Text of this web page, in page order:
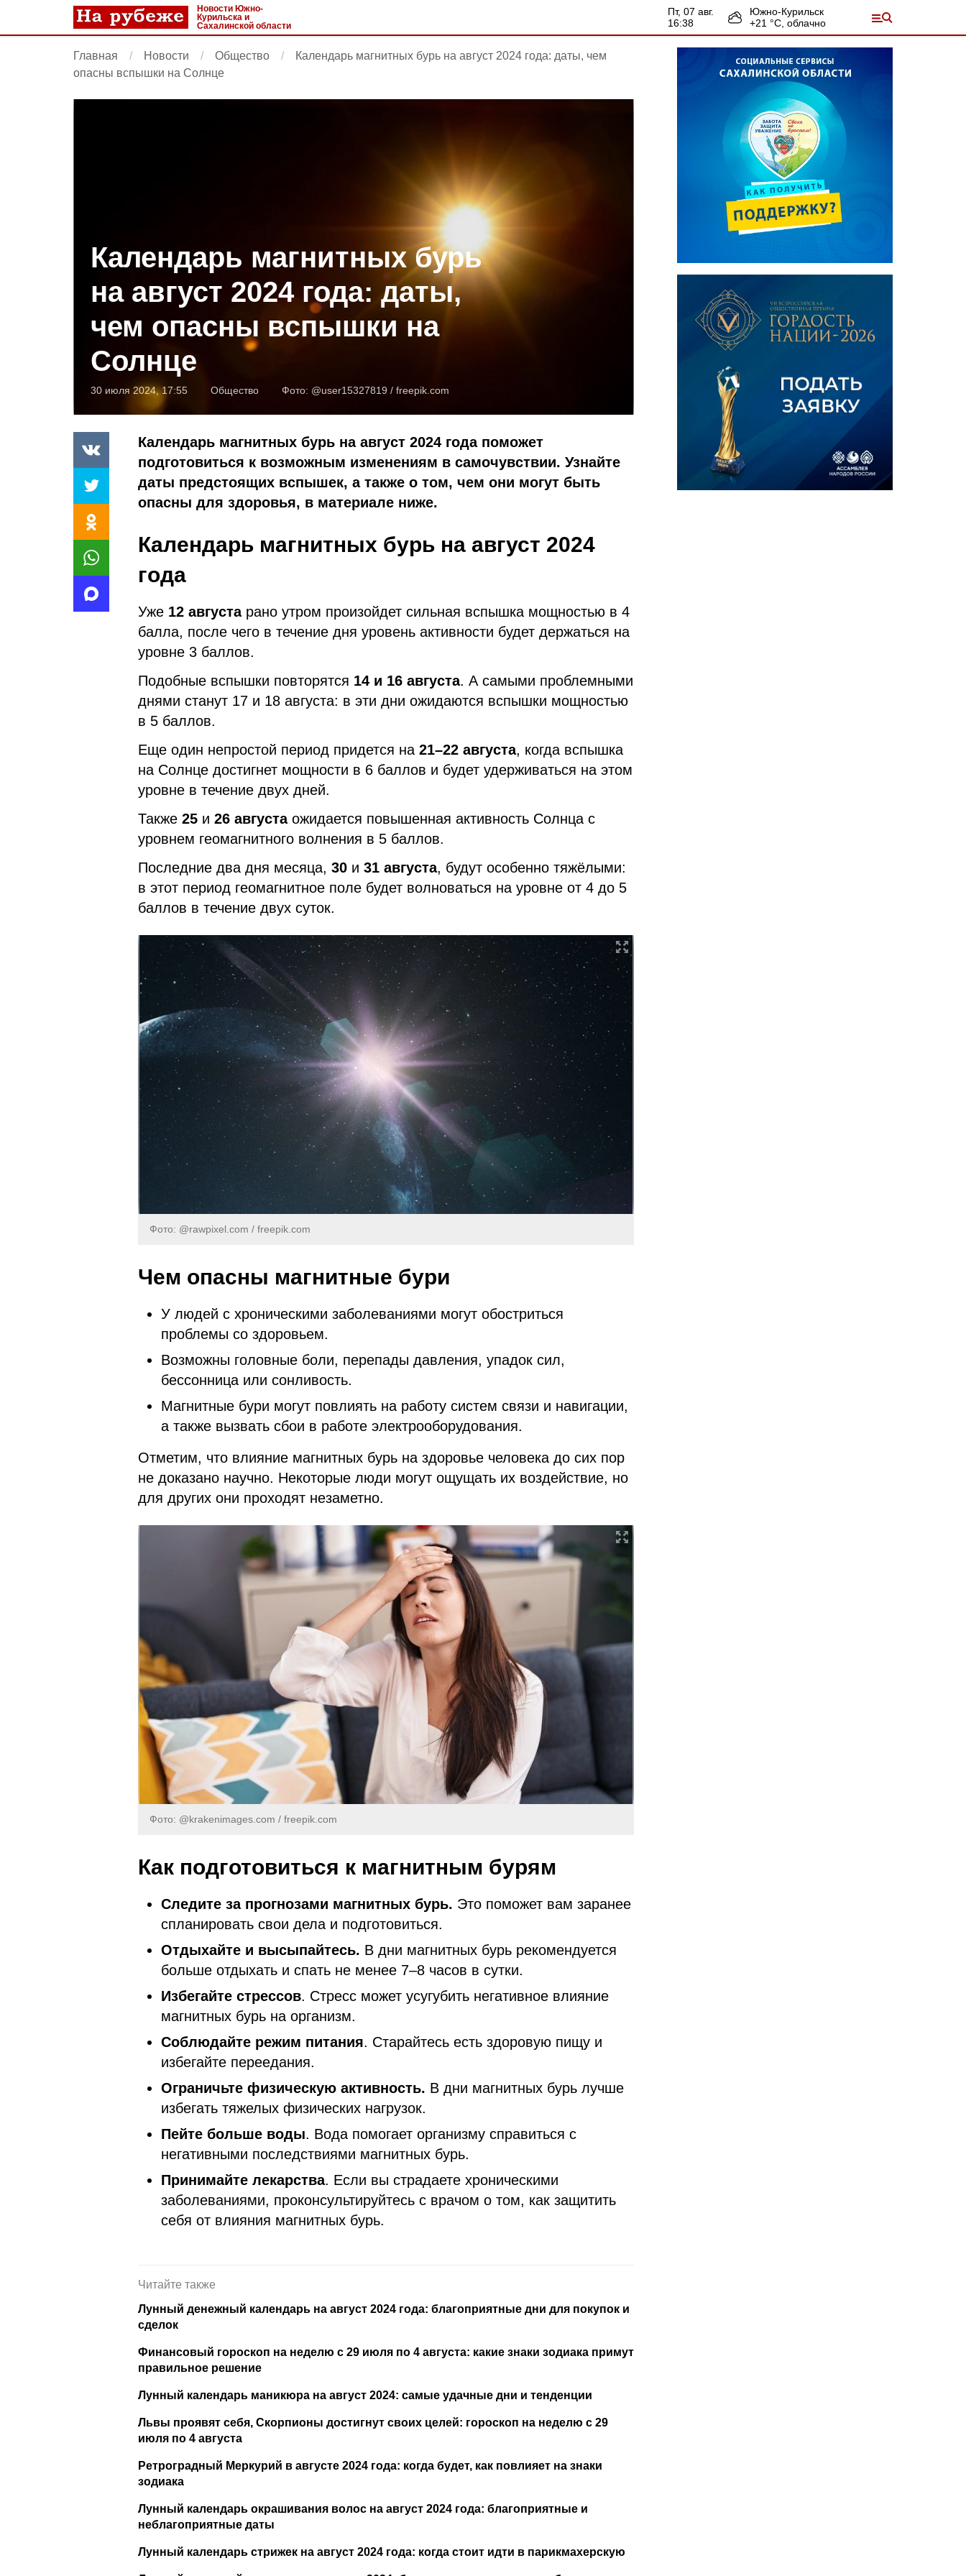
Новости Южно-
Курильска и
Сахалинской области
пт, 07 авг.
16:38
Южно-Курильск
+21 °С, облачно
Главная Новости Общество
Календарь магнитных бурь на август 2024 года: даты, чем
опасны вспышки на Солнце
Календарь магнитных бурь
на август 2024 года: даты,
чем опасны вспышки на
Солнце
30 июля 2024, 17:55 Общество Фото: @user15327819 / freepik.com
Календарь магнитных бурь на август 2024 года поможет
подготовиться к возможным изменениям в самочувствии. Узнайте
даты предстоящих вспышек, а также о том, чем они могут быть
опасны для здоровья, в материале ниже.
Календарь магнитных бурь на август 2024
года
Уже 12 августа рано утром произойдет сильная вспышка мощностью в 4
балла, после чего в течение дня уровень активности будет держаться на
уровне 3 баллов.
Подобные вспышки повторятся 14 и 16 августа. А самыми проблемными
днями станут 17 и 18 августа: в эти дни ожидаются вспышки мощностью
в 5 баллов.
Еще один непростой период придется на 21–22 августа, когда вспышка
на Солнце достигнет мощности в 6 баллов и будет удерживаться на этом
уровне в течение двух дней.
Также 25 и 26 августа ожидается повышенная активность Солнца с
уровнем геомагнитного волнения в 5 баллов.
Последние два дня месяца, 30 и 31 августа, будут особенно тяжёлыми:
в этот период геомагнитное поле будет волноваться на уровне от 4 до 5
баллов в течение двух суток.
Фото: @rawpixel.com / freepik.com
Чем опасны магнитные бури
У людей с хроническими заболеваниями могут обостриться
проблемы со здоровьем.
Возможны головные боли, перепады давления, упадок сил,
бессонница или сонливость.
Магнитные бури могут повлиять на работу систем связи и навигации,
а также вызвать сбои в работе электрооборудования.
Отметим, что влияние магнитных бурь на здоровье человека до сих пор
не доказано научно. Некоторые люди могут ощущать их воздействие, но
для других они проходят незаметно.
Фото: @krakenimages.com / freepik.com
Как подготовиться к магнитным бурям
Следите за прогнозами магнитных бурь. Это поможет вам заранее
спланировать свои дела и подготовиться.
Отдыхайте и высыпайтесь. В дни магнитных бурь рекомендуется
больше отдыхать и спать не менее 7–8 часов в сутки.
Избегайте стрессов. Стресс может усугубить негативное влияние
магнитных бурь на организм.
Соблюдайте режим питания. Старайтесь есть здоровую пищу и
избегайте переедания.
Ограничьте физическую активность. В дни магнитных бурь лучше
избегать тяжелых физических нагрузок.
Пейте больше воды. Вода помогает организму справиться с
негативными последствиями магнитных бурь.
Принимайте лекарства. Если вы страдаете хроническими
заболеваниями, проконсультируйтесь с врачом о том, как защитить
себя от влияния магнитных бурь.
Читайте также
Лунный денежный календарь на август 2024 года: благоприятные дни для покупок и
сделок
Финансовый гороскоп на неделю с 29 июля по 4 августа: какие знаки зодиака примут
правильное решение
Лунный календарь маникюра на август 2024: самые удачные дни и тенденции
Львы проявят себя, Скорпионы достигнут своих целей: гороскоп на неделю с 29
июля по 4 августа
Ретроградный Меркурий в августе 2024 года: когда будет, как повлияет на знаки
зодиака
Лунный календарь окрашивания волос на август 2024 года: благоприятные и
неблагоприятные даты
Лунный календарь стрижек на август 2024 года: когда стоит идти в парикмахерскую